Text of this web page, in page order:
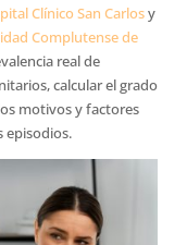
Clínico San Carlosy
Complutense de
real de
calcular el grado
motivos y factores
episodios.